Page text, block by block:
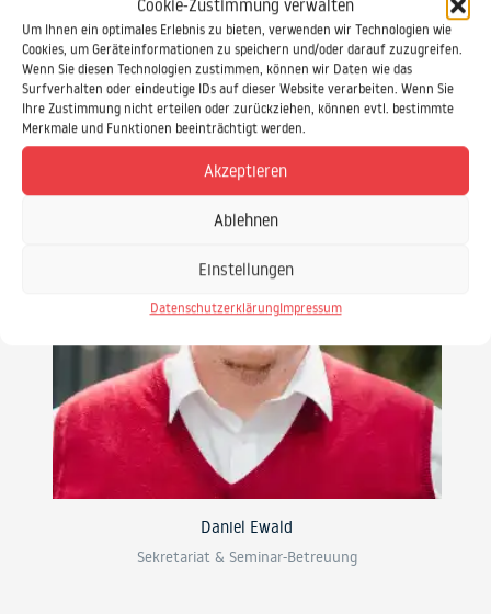
Cookie-Zustimmung verwalten
Um Ihnen ein optimales Erlebnis zu bieten, verwenden wir Technologien wie
Cookies, um Geräteinformationen zu speichern und/oder darauf zuzugreifen.
Wenn Sie diesen Technologien zustimmen, können wir Daten wie das
Surfverhalten oder eindeutige IDs auf dieser Website verarbeiten. Wenn Sie
Ihre Zustimmung nicht erteilen oder zurückziehen, können evtl. bestimmte
Merkmale und Funktionen beeinträchtigt werden.
Akzeptieren
Ablehnen
Einstellungen
DatenschutzerklärungImpressum
Daniel Ewald
Sekretariat & Seminar-Betreuung